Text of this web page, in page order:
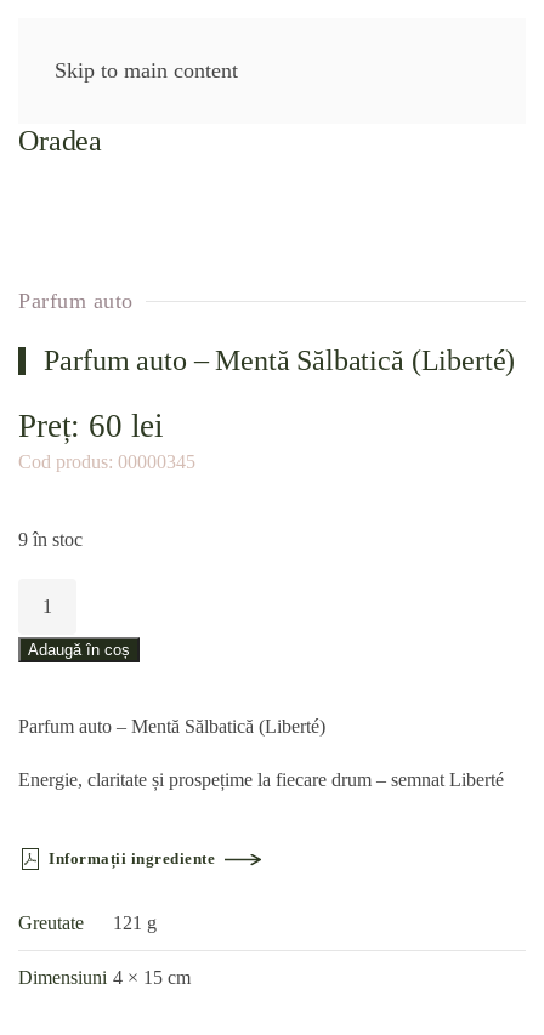
Skip to main content
Parfum auto
Parfum auto – Mentă Sălbatică (Liberté)
Preț: 60 lei
Cod produs: 00000345
9 în stoc
auto
Sălbatică
Adaugă în coș
Parfum auto – Mentă Sălbatică (Liberté)
Energie, claritate și prospețime la fiecare drum – semnat Liberté
Informații ingrediente
Greutate 121 g
Dimensiuni 4 × 15 cm